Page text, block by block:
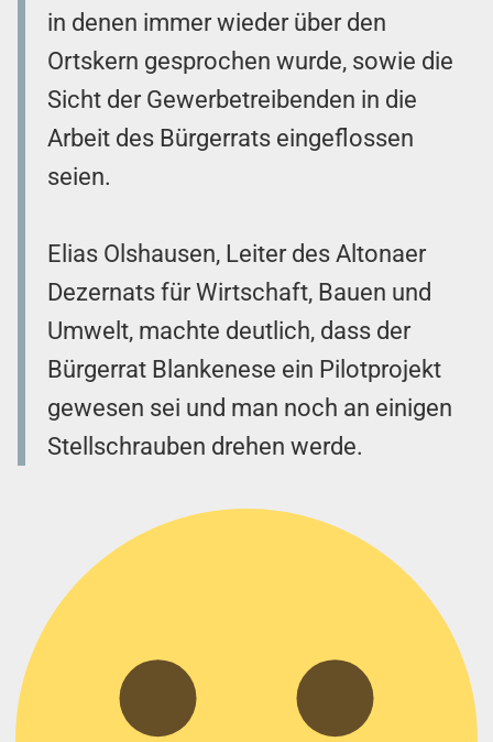
in denen immer wieder über den
Ortskern gesprochen wurde, sowie die
Sicht der Gewerbetreibenden in die
Arbeit des Bürgerrats eingeflossen
seien.
Elias Olshausen, Leiter des Altonaer
Dezernats für Wirtschaft, Bauen und
Umwelt, machte deutlich, dass der
Bürgerrat Blankenese ein Pilotprojekt
gewesen sei und man noch an einigen
Stellschrauben drehen werde.